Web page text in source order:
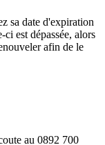
sa date d'expiration
est dépassée, alors
afin de le
au 0892 700